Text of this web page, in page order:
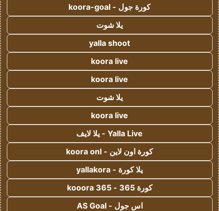
كورة جول - koora-goal
يلا شوت
yalla shoot
koora live
koora live
يلا شوت
koora live
Yalla Live - يلا لايف
كورة اون لاين - koora onl
يلا كورة - yallakora
كورة 365 - kooora 365
اس جول - AS Goal